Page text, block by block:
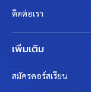
ติดต่อเรา
เพิ่มเติม
สมัครคอร์สเรียน